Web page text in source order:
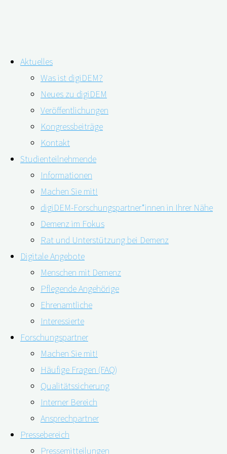
Inhalt
springen
Aktuelles
Was ist digiDEM?
Neues zu digiDEM
Veröffentlichungen
Kongressbeiträge
Kontakt
Studienteilnehmende
Informationen
Machen Sie mit!
digiDEM-Forschungspartner*innen in Ihrer Nähe
Demenz im Fokus
Rat und Unterstützung bei Demenz
Digitale Angebote
Menschen mit Demenz
Pflegende Angehörige
Ehrenamtliche
Interessierte
Forschungspartner
Machen Sie mit!
Häufige Fragen (FAQ)
Qualitätssicherung
Interner Bereich
Ansprechpartner
Pressebereich
Pressemitteilungen
Schlagwort:sorgende Gemeinde
Webinar: Sorgende Gemeinde:
sozialraumorientierte Versorgung von
Menschen mit Demenz – mit Dr. David
Rester
26.04.202202.06.2023
Die demografische Entwicklung stellt uns als
Gesellschaft vor verschiedene Herausforderungen. Doch
zeitgleich bietet sie uns auch die Möglichkeit, die
Zukunft aktiv mitzugestalten und innovative